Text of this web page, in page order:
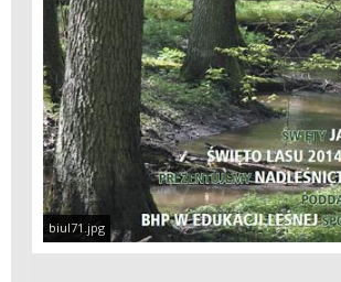
biul71.jpg